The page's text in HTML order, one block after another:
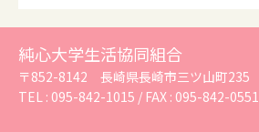
純心大学生活協同組合
〒852-8142 長崎県長崎市三ツ山町235
TEL : 095-842-1015 / FAX : 095-842-0551